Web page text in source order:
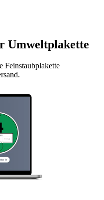
Umweltplakette
Feinstaubplakette